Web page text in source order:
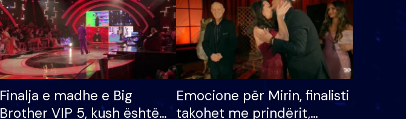
Finalja e madhe e Big
Brother VIP 5, kush është
Emocione për Mirin, finalisti
takohet me prindërit,